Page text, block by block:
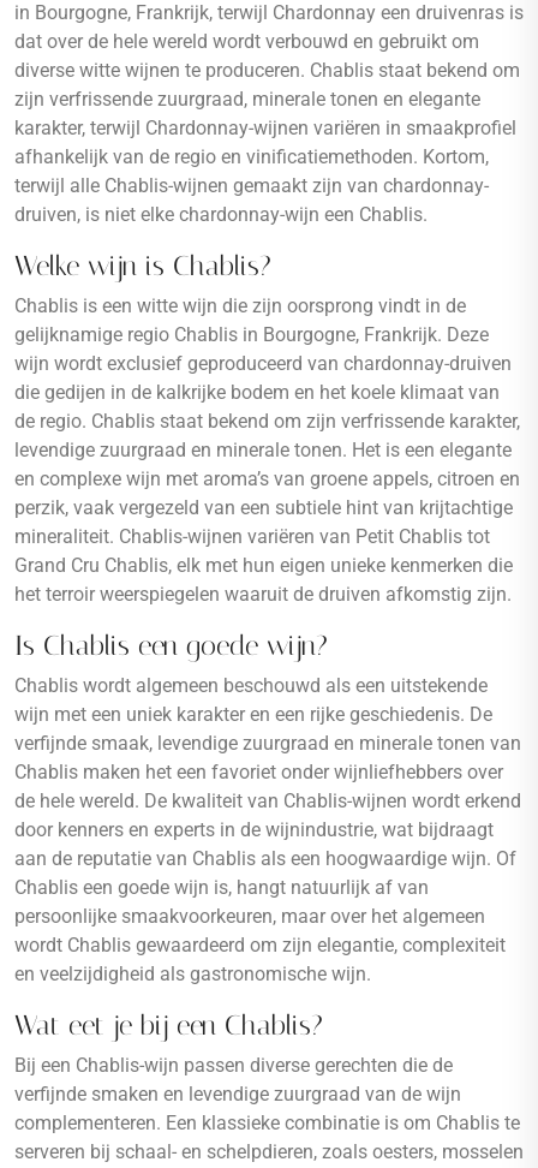
in Bourgogne, Frankrijk, terwijl Chardonnay een druivenras is
dat over de hele wereld wordt verbouwd en gebruikt om
diverse witte wijnen te produceren. Chablis staat bekend om
zijn verfrissende zuurgraad, minerale tonen en elegante
karakter, terwijl Chardonnay-wijnen variëren in smaakprofiel
afhankelijk van de regio en vinificatiemethoden. Kortom,
terwijl alle Chablis-wijnen gemaakt zijn van chardonnay-
druiven, is niet elke chardonnay-wijn een Chablis.
Welke wijn is Chablis?
Chablis is een witte wijn die zijn oorsprong vindt in de
gelijknamige regio Chablis in Bourgogne, Frankrijk. Deze
wijn wordt exclusief geproduceerd van chardonnay-druiven
die gedijen in de kalkrijke bodem en het koele klimaat van
de regio. Chablis staat bekend om zijn verfrissende karakter,
levendige zuurgraad en minerale tonen. Het is een elegante
en complexe wijn met aroma’s van groene appels, citroen en
perzik, vaak vergezeld van een subtiele hint van krijtachtige
mineraliteit. Chablis-wijnen variëren van Petit Chablis tot
Grand Cru Chablis, elk met hun eigen unieke kenmerken die
het terroir weerspiegelen waaruit de druiven afkomstig zijn.
Is Chablis een goede wijn?
Chablis wordt algemeen beschouwd als een uitstekende
wijn met een uniek karakter en een rijke geschiedenis. De
verfijnde smaak, levendige zuurgraad en minerale tonen van
Chablis maken het een favoriet onder wijnliefhebbers over
de hele wereld. De kwaliteit van Chablis-wijnen wordt erkend
door kenners en experts in de wijnindustrie, wat bijdraagt
aan de reputatie van Chablis als een hoogwaardige wijn. Of
Chablis een goede wijn is, hangt natuurlijk af van
persoonlijke smaakvoorkeuren, maar over het algemeen
wordt Chablis gewaardeerd om zijn elegantie, complexiteit
en veelzijdigheid als gastronomische wijn.
Wat eet je bij een Chablis?
Bij een Chablis-wijn passen diverse gerechten die de
verfijnde smaken en levendige zuurgraad van de wijn
complementeren. Een klassieke combinatie is om Chablis te
serveren bij schaal- en schelpdieren, zoals oesters, mosselen